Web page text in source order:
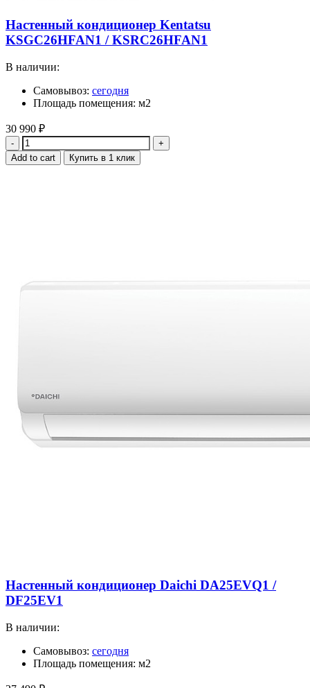
Настенный кондиционер Kentatsu
KSGC26HFAN1 / KSRC26HFAN1
В наличии:
Самовывоз: сегодня
Площадь помещения: м2
30 990 ₽
Quantity
Add to cart Купить в 1 клик
Настенный кондиционер Daichi DA25EVQ1 /
DF25EV1
В наличии:
Самовывоз: сегодня
Площадь помещения: м2